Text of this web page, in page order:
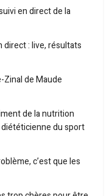
en direct de la
: live, résultats
Zinal de Maude
de la nutrition
diététicienne du sport
c’est que les